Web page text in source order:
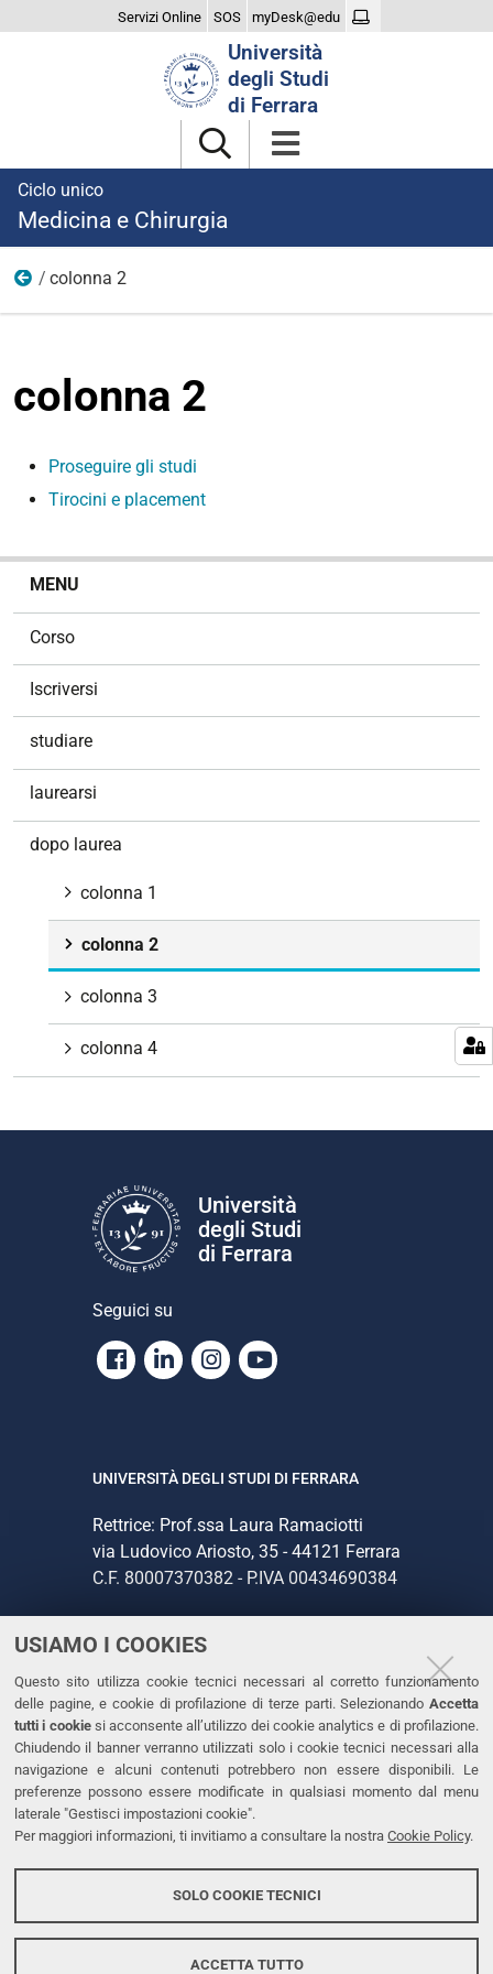
USIAMO I COOKIES
Questo sito utilizza cookie tecnici necessari al corretto funzionamento
delle pagine, e cookie di profilazione di terze parti. Selezionando Accetta
tutti i cookiesi acconsente all’utilizzo dei cookie analytics e di profilazione.
Chiudendo il banner verranno utilizzati solo i cookie tecnici necessari alla
navigazione e alcuni contenuti potrebbero non essere disponibili. Le
preferenze possono essere modificate in qualsiasi momento dal menu
laterale "Gestisci impostazioni cookie".
Per maggiori informazioni, ti invitiamo a consultare la nostra Cookie Policy.
SOLO COOKIE TECNICI
ACCETTA TUTTO
Servizi Online SOS myDesk@edu
Università
degli Studi
di Ferrara
Ciclo unico
Medicina e Chirurgia
dopo laurea
colonna 2
colonna 2
Proseguire gli studi
Tirocini e placement
MENU
Corso
Iscriversi
studiare
laurearsi
dopo laurea
colonna 1
colonna 2
colonna 3
colonna 4
Università
degli Studi
di Ferrara
Seguici su
Facebook
LinkedinInstagram
Youtube
UNIVERSITÀ DEGLI STUDI DI FERRARA
Rettrice: Prof.ssa Laura Ramaciotti
via Ludovico Ariosto, 35 - 44121 Ferrara
C.F. 80007370382 - P.IVA 00434690384
CONTATTI
Tel. +39 0532 293111
Fax. +39 0532 293031
PEC
LINKS
Dichiarazione di accessibilità
Protezione dati personali